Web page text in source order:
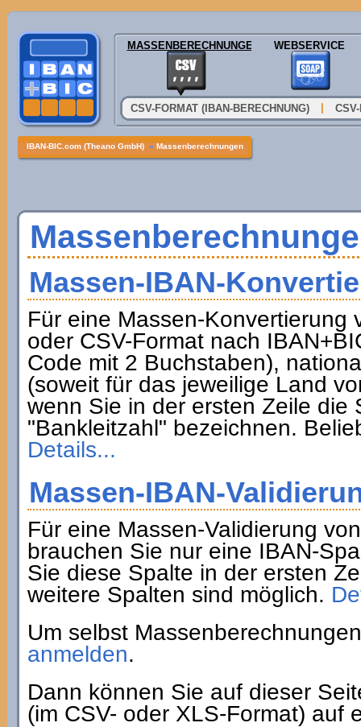
MASSENBERECHNUNGEN WEBSERVICE
CSV-FORMAT (IBAN-BERECHNUNG)
IBAN-BIC.com (Theano GmbH) » Massenberechnungen
Massen-IBAN-
Für eine Massen-Konvertierung
oder CSV-Format nach
Code mit 2 Buchstaben),
(soweit für das jeweilige Land
wenn Sie in der ersten Zeile die
"Bankleitzahl" bezeichnen.
Details...
Massen-IBAN-
Für eine Massen-Validierung
brauchen Sie nur eine IBAN-
Sie diese Spalte in der ersten
weitere Spalten sind möglich.
Um selbst
anmelden.
Dann können Sie auf dieser
(im CSV- oder XLS-Format) auf